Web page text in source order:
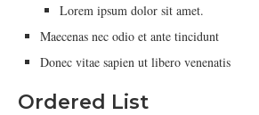
Lorem ipsum dolor sit amet.
Maecenas nec odio et ante tincidunt
Donec vitae sapien ut libero venenatis
Ordered List